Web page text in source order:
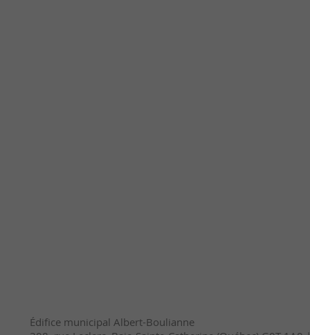
Édifice municipal Albert-Boulianne